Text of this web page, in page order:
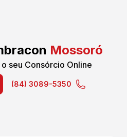
Mossoró
seu Consórcio Online
(84) 3089-5350